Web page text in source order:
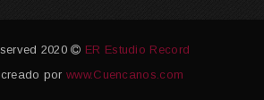
2020
ER Estudio Record
creado porwww.Cuencanos.com